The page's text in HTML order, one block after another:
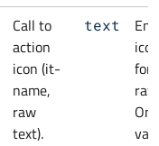
Call to
action
icon (it-
name,
raw
text).
text